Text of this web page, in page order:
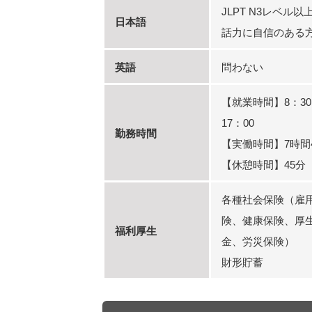
日本語
JLPT N3レベル以
話力に自信のある
英語 問わない
勤務時間
【就業時間】8：
17：00
【実働時間】7時
【休憩時間】45分
福利厚生
各種社会保険（雇
険、健康保険、厚
金、労災保険）
財形貯蓄